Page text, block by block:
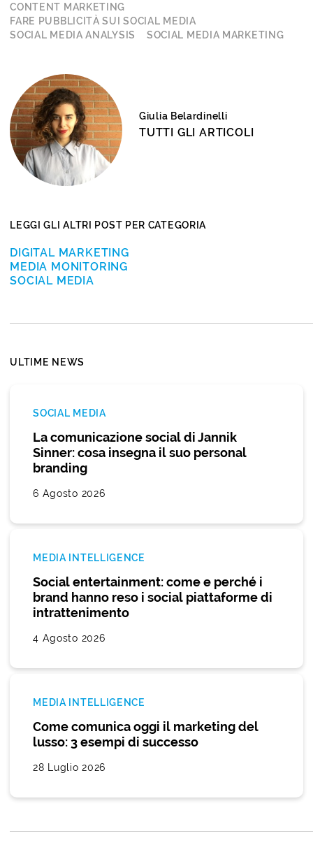
CONTENT MARKETING
FARE PUBBLICITÀ SUI SOCIAL MEDIA
SOCIAL MEDIA ANALYSIS
SOCIAL MEDIA MARKETING
Giulia Belardinelli
TUTTI GLI ARTICOLI
LEGGI GLI ALTRI POST PER CATEGORIA
DIGITAL MARKETING
MEDIA MONITORING
SOCIAL MEDIA
ULTIME NEWS
SOCIAL MEDIA
La comunicazione social di Jannik
Sinner: cosa insegna il suo personal
branding
6 Agosto 2026
MEDIA INTELLIGENCE
Social entertainment: come e perché i
brand hanno reso i social piattaforme di
intrattenimento
4 Agosto 2026
MEDIA INTELLIGENCE
Come comunica oggi il marketing del
lusso: 3 esempi di successo
28 Luglio 2026